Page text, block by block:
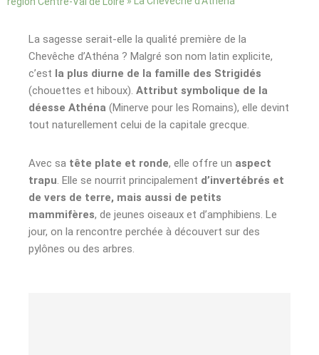
La sagesse serait-elle la qualité première de la
Chevêche d’Athéna ? Malgré son nom latin explicite,
c’est la plus diurne de la famille des Strigidés
(chouettes et hiboux). Attribut symbolique de la
déesse Athéna (Minerve pour les Romains), elle devint
tout naturellement celui de la capitale grecque.
Avec sa tête plate et ronde, elle offre un aspect
trapu. Elle se nourrit principalement d’invertébrés et
de vers de terre, mais aussi de petits
mammifères, de jeunes oiseaux et d’amphibiens. Le
jour, on la rencontre perchée à découvert sur des
pylônes ou des arbres.